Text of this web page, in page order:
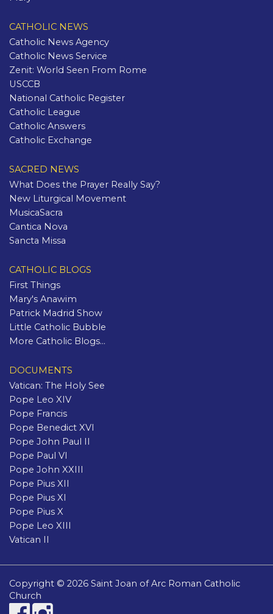
CATHOLIC NEWS
Catholic News Agency
Catholic News Service
Zenit: World Seen From Rome
USCCB
National Catholic Register
Catholic League
Catholic Answers
Catholic Exchange
SACRED NEWS
What Does the Prayer Really Say?
New Liturgical Movement
MusicaSacra
Cantica Nova
Sancta Missa
CATHOLIC BLOGS
First Things
Mary's Anawim
Patrick Madrid Show
Little Catholic Bubble
More Catholic Blogs...
DOCUMENTS
Vatican: The Holy See
Pope Leo XIV
Pope Francis
Pope Benedict XVI
Pope John Paul II
Pope Paul VI
Pope John XXIII
Pope Pius XII
Pope Pius XI
Pope Pius X
Pope Leo XIII
Vatican II
Copyright © 2026 Saint Joan of Arc Roman Catholic
Church